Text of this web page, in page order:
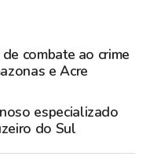
combate ao crime
e Acre
especializado
do Sul